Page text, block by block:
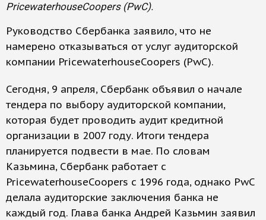
PricewaterhouseCoopers (PwC).
Руководство Сбербанка заявило, что не
намерено отказываться от услуг аудиторской
компании PricewaterhouseCoopers (PwC).
Сегодня, 9 апреля, Сбербанк объявил о начале
тендера по выбору аудиторской компании,
которая будет проводить аудит кредитной
организации в 2007 году. Итоги тендера
планируется подвести в мае. По словам
Казьмина, Сбербанк работает с
PricewaterhouseCoopers с 1996 года, однако PwC
делала аудиторские заключения банка не
каждый год. Глава банка Андрей Казьмин заявил